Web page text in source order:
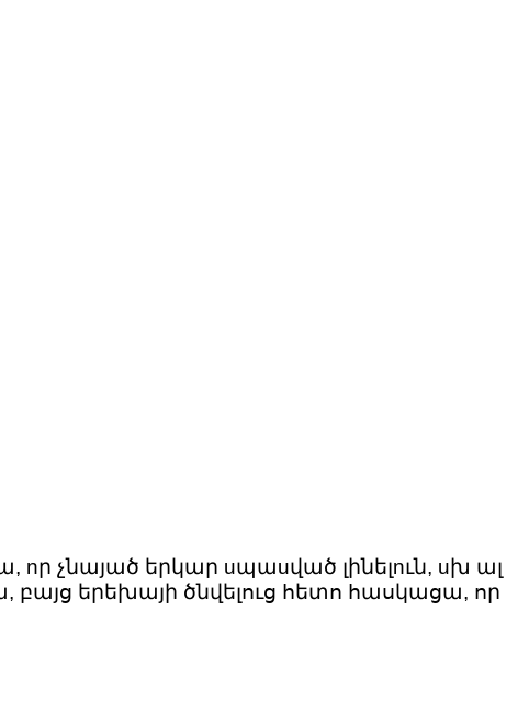
nր չնայած երկար uպաuված լինելnւն, uխ ալ
բայց երեխայի ծնվելուց հետո հասկացա, որ